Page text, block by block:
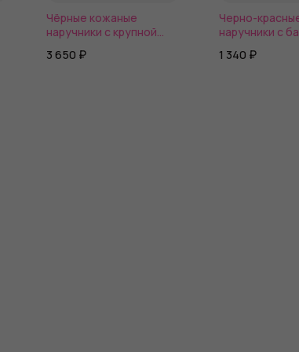
Чёрные кожаные
наручники с крупной
3 650 ₽
Черно-
наручники с
1 340 ₽